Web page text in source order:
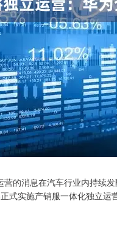
的消息在汽车行业内持续
式实施产销服一体化独立